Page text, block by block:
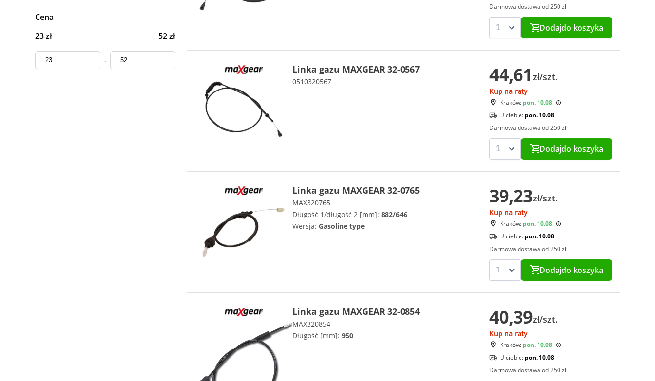
Cena
23 zł
52 zł
-
Darmowa dostawa od 250 zł
Dodajdo koszyka
Linka gazu MAXGEAR 32-0567
0510320567 44,61 zł/szt.
Kup na raty
Kraków: pon. 10.08
U ciebie: pon. 10.08
Darmowa dostawa od 250 zł
Dodajdo koszyka
Linka gazu MAXGEAR 32-0765
MAX320765
Długość 1/długość 2 [mm]: 882/646
Wersja: Gasoline type
39,23zł/szt.
Kup na raty
Kraków: pon. 10.08
U ciebie: pon. 10.08
Darmowa dostawa od 250 zł
Dodajdo koszyka
Linka gazu MAXGEAR 32-0854
MAX320854
Długość [mm]: 950
40,39zł/szt.
Kup na raty
Kraków: pon. 10.08
U ciebie: pon. 10.08
Darmowa dostawa od 250 zł